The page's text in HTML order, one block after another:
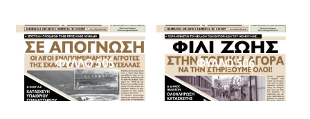
ΦΥΛΛΟ 505 ΦΥΛΛΟ 506